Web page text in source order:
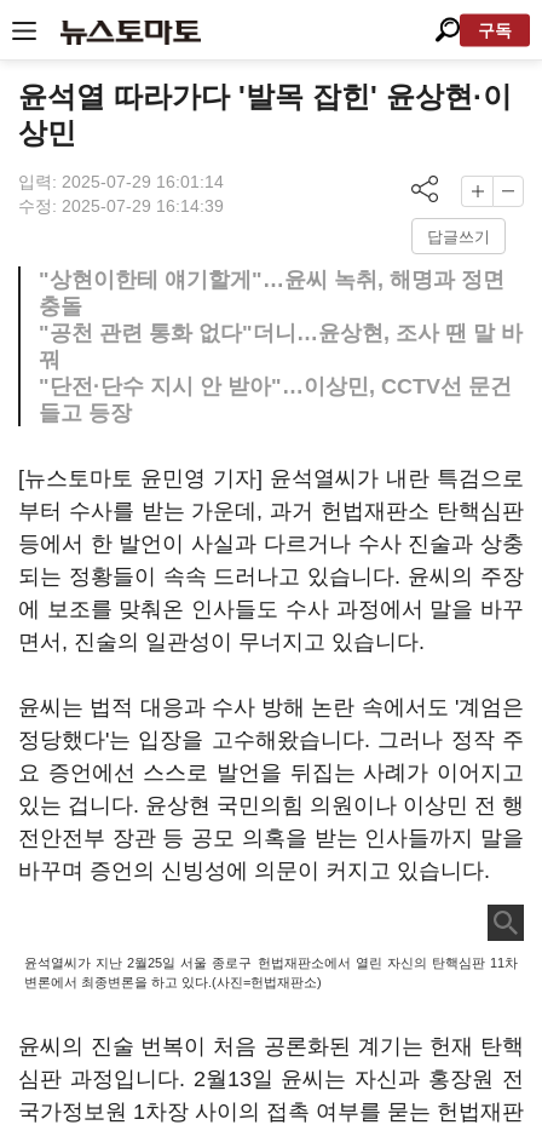
구독
윤석열 따라가다 '발목 잡힌' 윤상현·이
상민
입력: 2025-07-29 16:01:14
수정: 2025-07-29 16:14:39
답글쓰기
"상현이한테 얘기할게"…윤씨 녹취, 해명과 정면
충돌
"공천 관련 통화 없다"더니…윤상현, 조사 땐 말 바
꿔
"단전·단수 지시 안 받아"…이상민, CCTV선 문건
들고 등장
[뉴스토마토 윤민영 기자] 윤석열씨가 내란 특검으로
부터 수사를 받는 가운데, 과거 헌법재판소 탄핵심판
등에서 한 발언이 사실과 다르거나 수사 진술과 상충
되는 정황들이 속속 드러나고 있습니다. 윤씨의 주장
에 보조를 맞춰온 인사들도 수사 과정에서 말을 바꾸
면서, 진술의 일관성이 무너지고 있습니다.
윤씨는 법적 대응과 수사 방해 논란 속에서도 '계엄은
정당했다'는 입장을 고수해왔습니다. 그러나 정작 주
요 증언에선 스스로 발언을 뒤집는 사례가 이어지고
있는 겁니다. 윤상현 국민의힘 의원이나 이상민 전 행
전안전부 장관 등 공모 의혹을 받는 인사들까지 말을
바꾸며 증언의 신빙성에 의문이 커지고 있습니다.
윤석열씨가 지난 2월25일 서울 종로구 헌법재판소에서 열린 자신의 탄핵심판 11차
변론에서 최종변론을 하고 있다.(사진=헌법재판소)
윤씨의 진술 번복이 처음 공론화된 계기는 헌재 탄핵
심판 과정입니다. 2월13일 윤씨는 자신과 홍장원 전
국가정보원 1차장 사이의 접촉 여부를 묻는 헌법재판